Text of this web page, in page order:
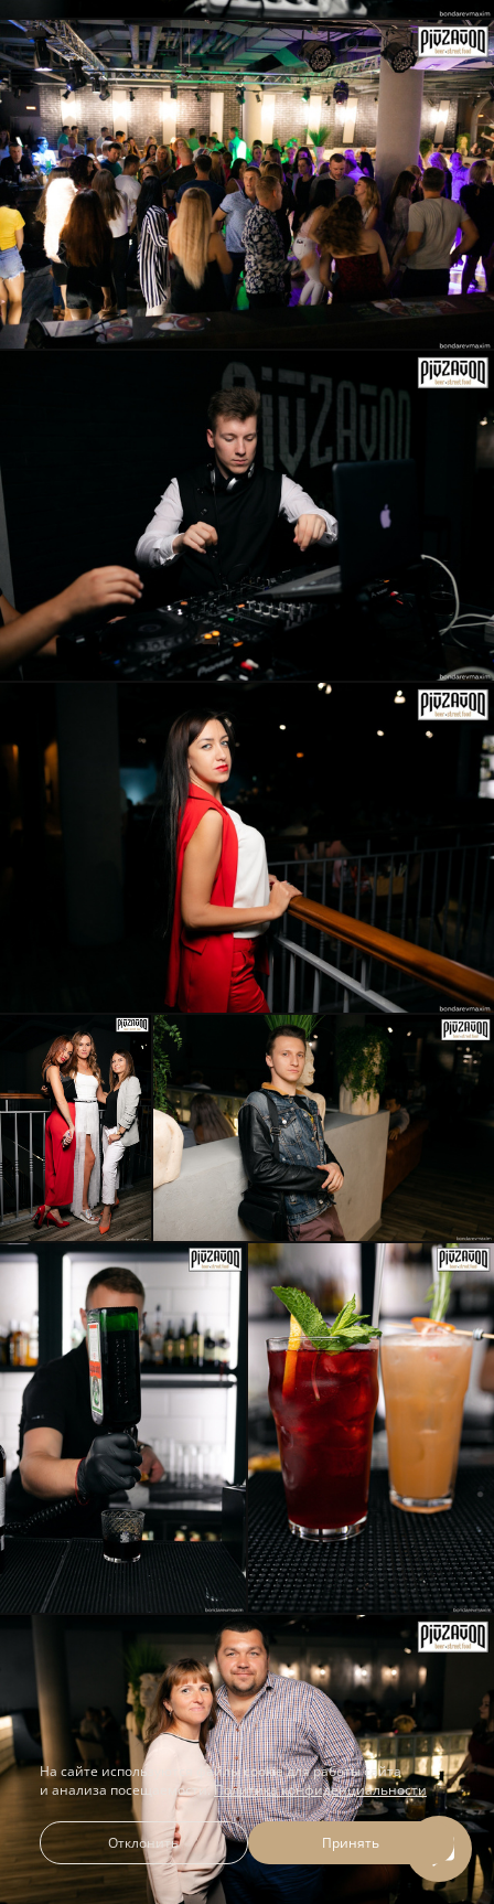
На сайте используются файлы cookie для работы сайта
и анализа посещаемости.Политика конфиденциальности
Отклонить Принять